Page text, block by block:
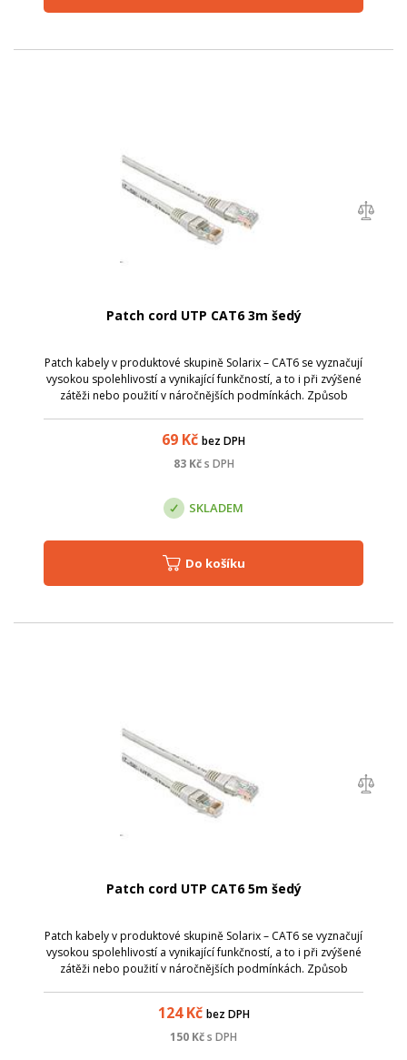
Patch cord UTP CAT6 3m šedý
Patch kabely v produktové skupině Solarix – CAT6 se vyznačují
vysokou spolehlivostí a vynikající funkčností, a to i při zvýšené
zátěži nebo použití v náročnějších podmínkách. Způsob
69 Kč bez DPH
83Kč s DPH
SKLADEM
Do košíku
Patch cord UTP CAT6 5m šedý
Patch kabely v produktové skupině Solarix – CAT6 se vyznačují
vysokou spolehlivostí a vynikající funkčností, a to i při zvýšené
zátěži nebo použití v náročnějších podmínkách. Způsob
124Kč bez DPH
150 Kčs DPH